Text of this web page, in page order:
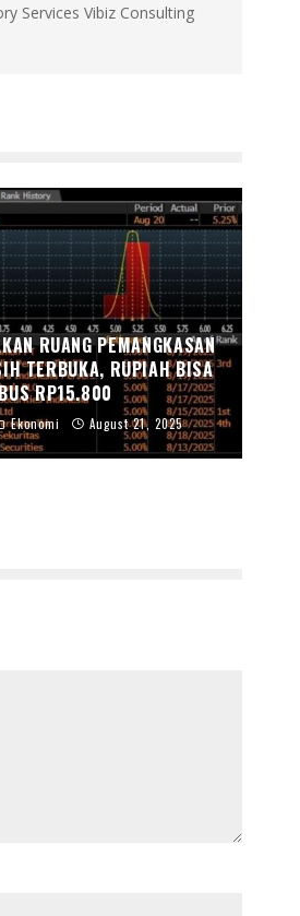
Services Vibiz Consulting
RUANG PEMANGKASAN
TERBUKA, RUPIAH BISA
RP15.800
Ekonomi August 21, 2025